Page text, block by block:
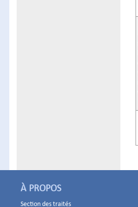
À PROPOS
Section des traités